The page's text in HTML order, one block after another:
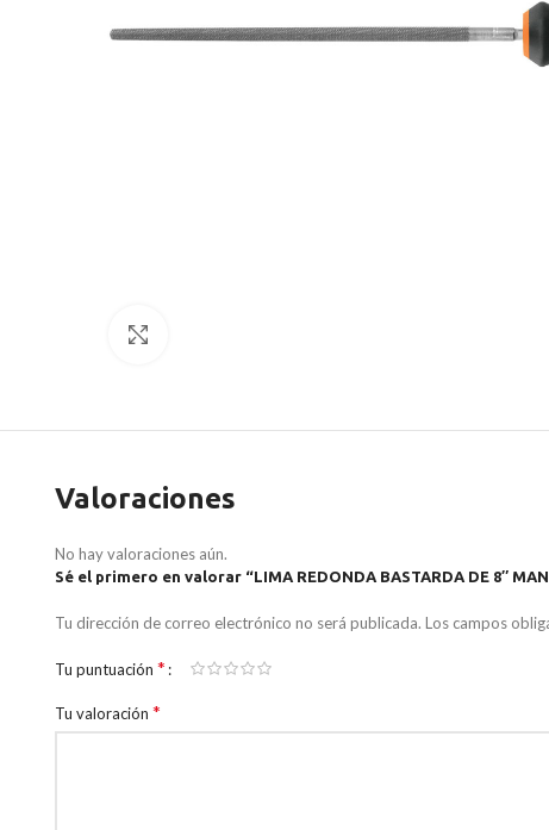
Valoraciones
No hay valoraciones aún.
Sé el primero en valorar “LIMA REDONDA BASTARDA DE 8″
Tu dirección de correo electrónico no será publicada. Los campos
Tu puntuación *
Tu valoración *